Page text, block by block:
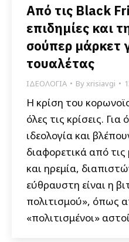
Από τις Black
επιδημίες και
σούπερ μάρκετ
τουαλέτας
ΙΔΕΟΛΟΓΙΑ Byxrisiavgi
Η κρίση του
όλες τις κρίσεις.
ιδεολογία και
διαφορετικά από
και ηρεμία,
εύθραυστη είναι η
πολιτισμού», όπως
«πολιτισμένοι»